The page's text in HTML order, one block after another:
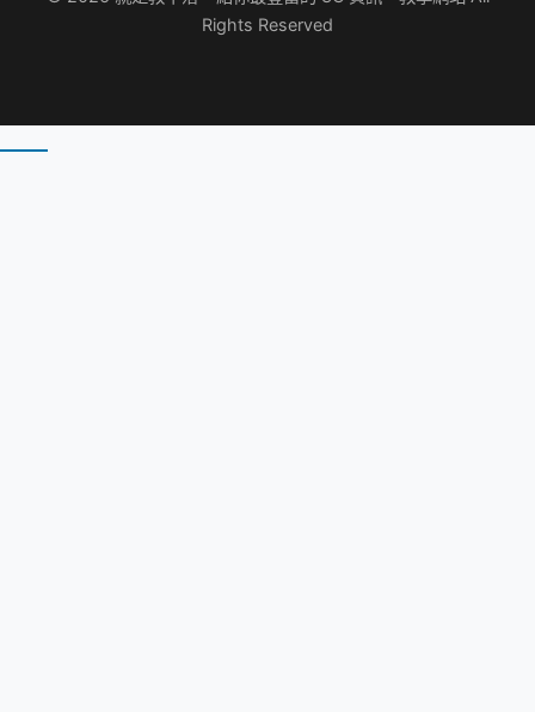
Rights Reserved